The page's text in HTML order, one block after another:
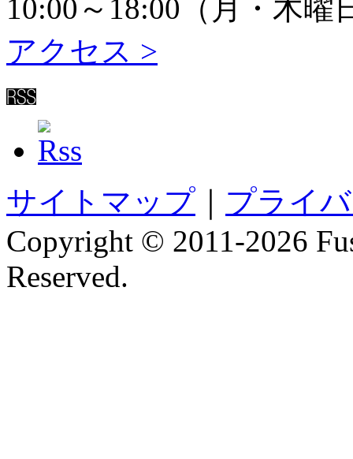
10:00～18:00（月・木
アクセス >
サイトマップ
プライ
Copyright © 2011-2026
Reserved.